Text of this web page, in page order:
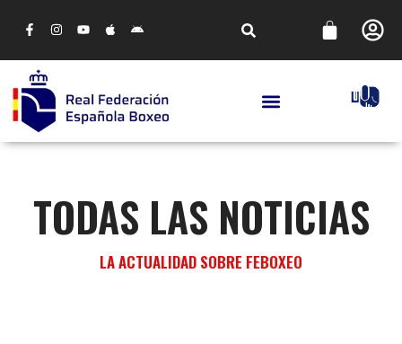
TODAS LAS NOTICIAS
LA ACTUALIDAD SOBRE FEBOXEO